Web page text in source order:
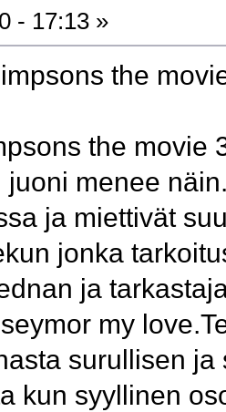
- 17:13 »
the
the movie
juoni menee
ja miettivät
jonka
ja
my
surullisen
kun syyllinen